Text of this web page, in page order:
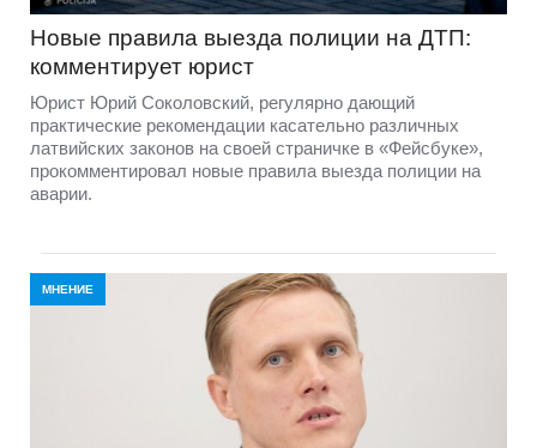
Новые правила выезда полиции на ДТП:
комментирует юрист
Юрист Юрий Соколовский, регулярно дающий
практические рекомендации касательно различных
латвийских законов на своей страничке в «Фейсбуке»,
прокомментировал новые правила выезда полиции на
аварии.
МНЕНИЕ